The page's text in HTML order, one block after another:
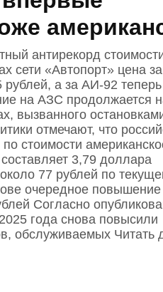
антирекорд
сети «Автопорт» цена
а за АИ‑92
на АЗС продолжается
вызванного
отмечают, что
стоимости
3,79 доллара
77 рублей по
очередное повышение
Согласно
года снова повысили
обслуживаемых Читать